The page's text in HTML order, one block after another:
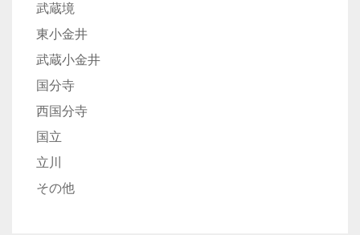
武蔵境
東小金井
武蔵小金井
国分寺
西国分寺
国立
立川
その他